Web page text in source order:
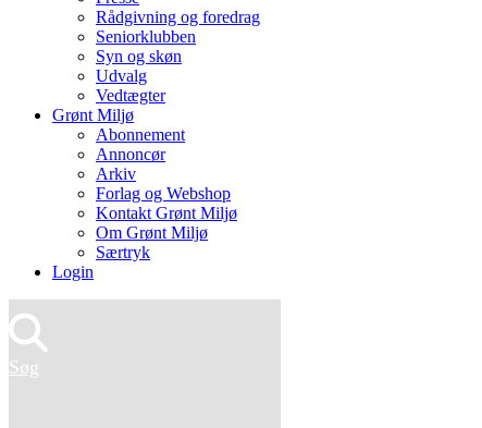
Rådgivning og foredrag
Seniorklubben
Syn og skøn
Udvalg
Vedtægter
Grønt Miljø
Abonnement
Annoncør
Arkiv
Forlag og Webshop
Kontakt Grønt Miljø
Om Grønt Miljø
Særtryk
Login
Søg